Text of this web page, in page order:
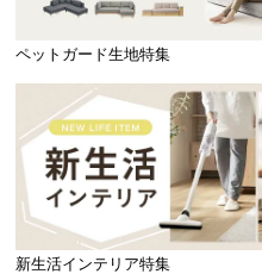
ペットガード生地特集
新生活インテリア特集